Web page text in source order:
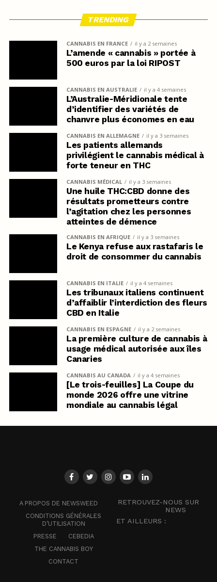
TRENDING
CANNABIS EN FRANCE il y a 2 semaines
L’amende « cannabis » portée à
500 euros par la loi RIPOST
CANNABIS EN AUSTRALIE il y a 4 semaines
L’Australie-Méridionale tente
d’identifier des variétés de
chanvre plus économes en eau
CANNABIS EN ALLEMAGNE il y a 3 semaines
Les patients allemands
privilégient le cannabis médical à
forte teneur en THC
CANNABIS MÉDICAL il y a 3 semaines
Une huile THC:CBD donne des
résultats prometteurs contre
l’agitation chez les personnes
atteintes de démence
CANNABIS EN AFRIQUE il y a 3 semaines
Le Kenya refuse aux rastafaris le
droit de consommer du cannabis
CANNABIS EN ITALIE il y a 4 semaines
Les tribunaux italiens continuent
d’affaiblir l’interdiction des fleurs
CBD en Italie
CANNABIS EN ESPAGNE il y a 2 semaines
La première culture de cannabis à
usage médical autorisée aux îles
Canaries
CANNABIS AU CANADA il y a 4 semaines
[Le trois-feuilles] La Coupe du
monde 2026 offre une vitrine
mondiale au cannabis légal
A PROPOS DE NEWSWEED
CONDITIONS GÉNÉRALES
D’UTILISATION
PRESSE
CEBEDIA
THE CANNABIS BOY
CONTACT
RETROUVEZ-NOUS SUR
NEWS
ET AILLEURS :